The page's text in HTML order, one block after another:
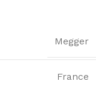
Megger
France